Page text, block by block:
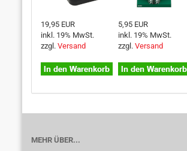
19,95 EUR
inkl. 19% MwSt.
zzgl. Versand
5,95 EUR
inkl. 19% MwSt.
zzgl. Versand
MEHR ÜBER...